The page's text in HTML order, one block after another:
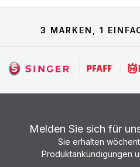
3 MARKEN, 1
Melden Sie sich für
Sie erhalten
Produktankündigungen